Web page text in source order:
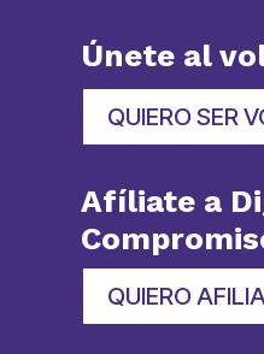
Únete al
QUIERO SER
Afíliate a
QUIERO